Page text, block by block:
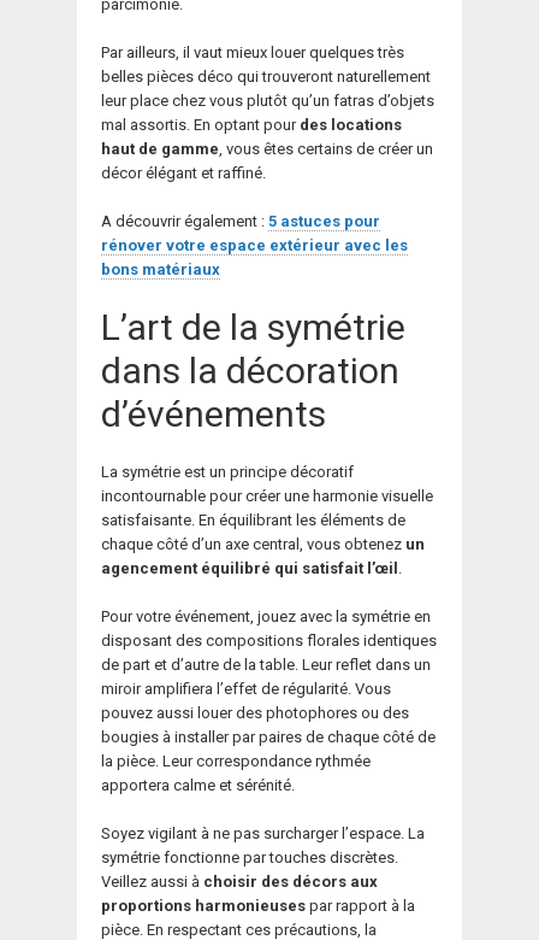
parcimonie.
Par ailleurs, il vaut mieux louer quelques très
belles pièces déco qui trouveront naturellement
leur place chez vous plutôt qu’un fatras d’objets
mal assortis. En optant pour des locations
haut de gamme , vous êtes certains de créer un
décor élégant et raffiné.
A découvrir également : 5 astuces pour
rénover votre espace extérieur avec les
bons matériaux
L’art de la symétrie
dans la décoration
d’événements
La symétrie est un principe décoratif
incontournable pour créer une harmonie visuelle
satisfaisante. En équilibrant les éléments de
chaque côté d’un axe central, vous obtenez un
agencement équilibré qui satisfait l’œil
Pour votre événement, jouez avec la symétrie en
disposant des compositions florales identiques
de part et d’autre de la table. Leur reflet dans un
miroir amplifiera l’effet de régularité. Vous
pouvez aussi louer des photophores ou des
bougies à installer par paires de chaque côté de
la pièce. Leur correspondance rythmée
apportera calme et sérénité.
Soyez vigilant à ne pas surcharger l’espace. La
symétrie fonctionne par touches discrètes.
Veillez aussi à choisir des décors aux
proportions harmonieuses par rapport à la
pièce. En respectant ces précautions, la